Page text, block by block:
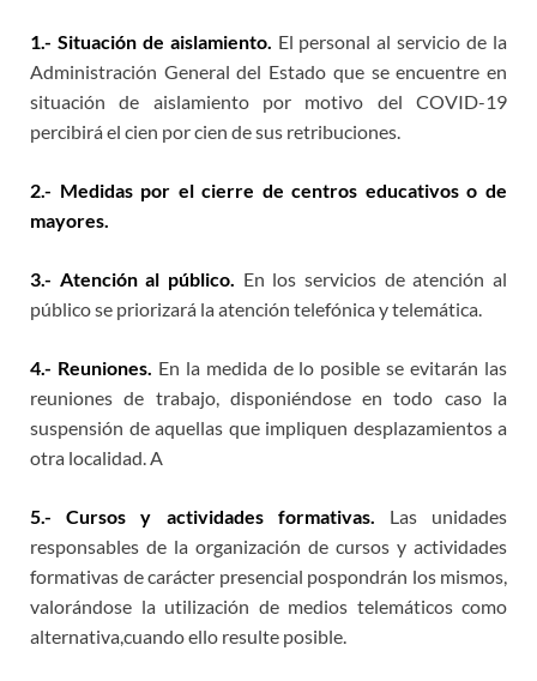
1.- Situación de aislamiento. El personal al servicio de la
Administración General del Estado que se encuentre en
situación de aislamiento por motivo del COVID-19
percibirá el cien por cien de sus retribuciones.
2.- Medidas por el cierre de centros educativos o de
mayores.
3.- Atención al público.
En los servicios de atención al
público se priorizará la atención telefónica y telemática.
4.- Reuniones. En la medida de lo posible se evitarán las
reuniones de trabajo, disponiéndose en todo caso la
suspensión de aquellas que impliquen desplazamientos a
otra localidad. A
5.- Cursos y actividades formativas.
Las unidades
responsables de la organización de cursos y actividades
formativas de carácter presencial pospondrán los mismos,
valorándose la utilización de medios telemáticos como
alternativa,cuando ello resulte posible.